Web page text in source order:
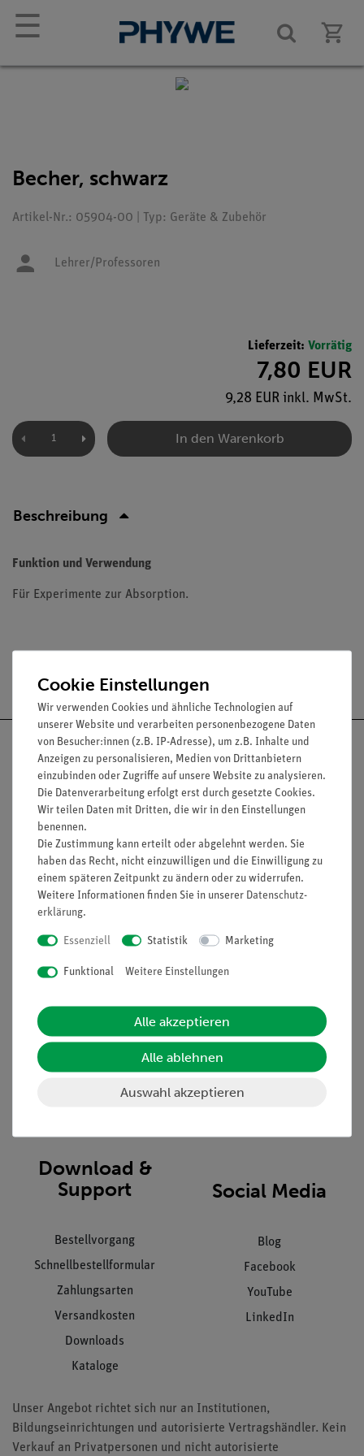
☰
Becher, schwarz
Artikel-Nr.: 05904-00 | Typ: Geräte & Zubehör
Lehrer/Professoren
Lieferzeit: Vorrätig
7,80 EUR
9,28 EUR inkl. MwSt.
In den Warenkorb
Beschreibung
Funktion und Verwendung
Für Experimente zur Absorption.
Nach oben
Informationen
Projekte und Lösungen
Presse
Hinweisgeberschutz
Datenschutz
Impressum
Service
Beratung & Showroom
Inventarisierungs- &
Inbetriebnahme & Schulungen
Kundendienst
Download &
Support
Bestellvorgang
Schnellbestellformular
Zahlungsarten
Versandkosten
Downloads
Kataloge
Social Media
Blog
Facebook
YouTube
LinkedIn
Unser Angebot richtet sich nur an Institutionen,
Bildungseinrichtungen und autorisierte Vertragshändler. Kein
Verkauf an Privatpersonen und nicht autorisierte
Cookie Einstellungen
Wir verwenden Cookies und ähnliche Technologien auf
unserer Website und verarbeiten personenbezogene Daten
von Besucher:innen (z.B. IP-Adresse), um z.B. Inhalte und
Anzeigen zu personalisieren, Medien von Drittanbietern
einzubinden oder Zugriffe auf unsere Website zu analysieren.
Die Datenverarbeitung erfolgt erst durch gesetzte Cookies.
Wir teilen Daten mit Dritten, die wir in den Einstellungen
benennen.
Die Zustimmung kann erteilt oder abgelehnt werden. Sie
haben das Recht, nicht einzuwilligen und die Einwilligung zu
einem späteren Zeitpunkt zu ändern oder zu widerrufen.
Weitere Informationen finden Sie in unserer Daten­schutz­
erklärung.
Essenziell Statistik Marketing
Funktional Weitere Einstellungen
Alle akzeptieren
Alle ablehnen
Auswahl akzeptieren